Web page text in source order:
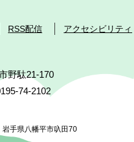
RSS配信 アクセシビリティ
野駄21-170
74-2102
岩手県八幡平市叺田70